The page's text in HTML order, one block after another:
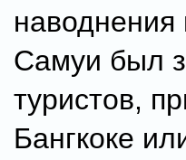
наводнения
Самуи был
туристов,
Бангкоке